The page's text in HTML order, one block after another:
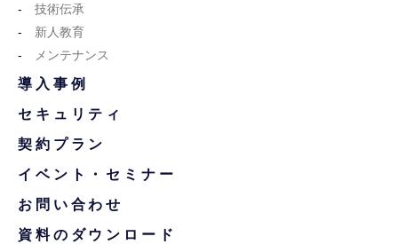
技術伝承
新人教育
メンテナンス
導入事例
セキュリティ
契約プラン
イベント・セミナー
お問い合わせ
資料のダウンロード